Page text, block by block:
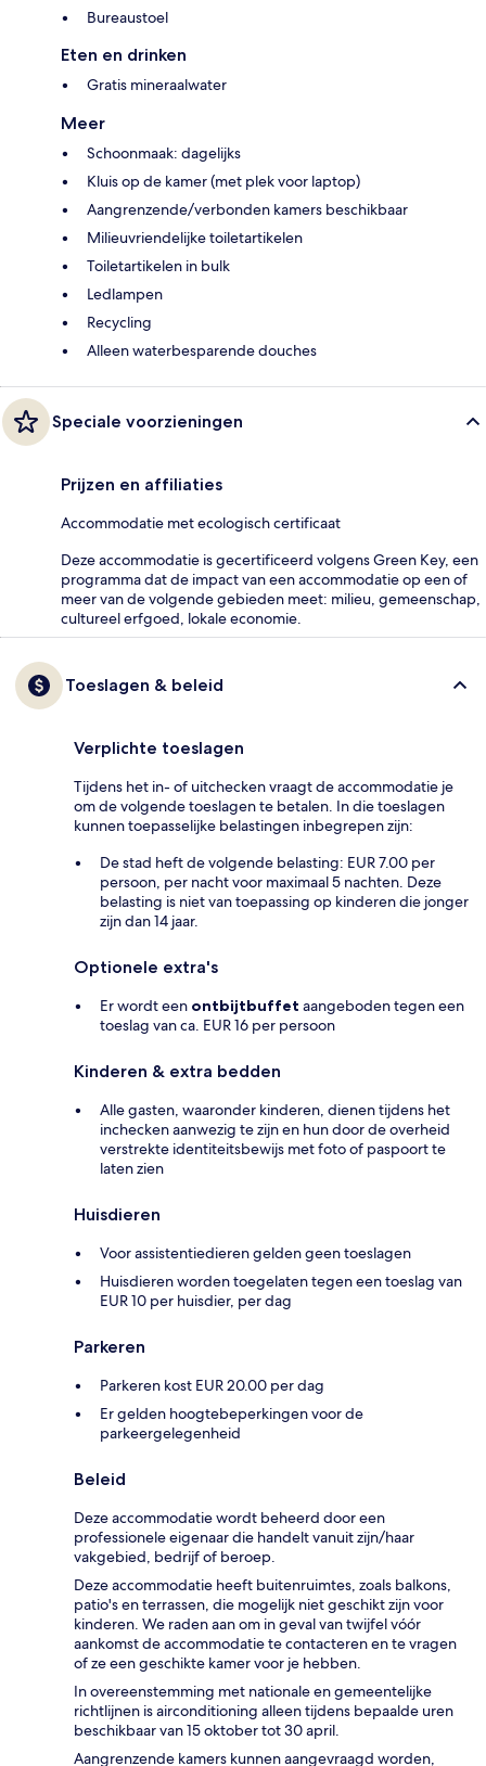
Bureaustoel
Eten en drinken
Gratis mineraalwater
Meer
Schoonmaak: dagelijks
Kluis op de kamer (met plek voor laptop)
Aangrenzende/verbonden kamers beschikbaar
Milieuvriendelijke toiletartikelen
Toiletartikelen in bulk
Ledlampen
Recycling
Alleen waterbesparende douches
Speciale voorzieningen
Prijzen en affiliaties
Accommodatie met ecologisch certificaat
Deze accommodatie is gecertificeerd volgens Green Key, een
programma dat de impact van een accommodatie op een of
meer van de volgende gebieden meet: milieu, gemeenschap,
cultureel erfgoed, lokale economie.
Toeslagen & beleid
Verplichte toeslagen
Tijdens het in- of uitchecken vraagt de accommodatie je
om de volgende toeslagen te betalen. In die toeslagen
kunnen toepasselijke belastingen inbegrepen zijn:
De stad heft de volgende belasting: EUR 7.00 per
persoon, per nacht voor maximaal 5 nachten. Deze
belasting is niet van toepassing op kinderen die jonger
zijn dan 14 jaar.
Optionele extra's
Er wordt een ontbijtbuffet aangeboden tegen een
toeslag van ca. EUR 16 per persoon
Kinderen & extra bedden
Alle gasten, waaronder kinderen, dienen tijdens het
inchecken aanwezig te zijn en hun door de overheid
verstrekte identiteitsbewijs met foto of paspoort te
laten zien
Huisdieren
Voor assistentiedieren gelden geen toeslagen
Huisdieren worden toegelaten tegen een toeslag van
EUR 10 per huisdier, per dag
Parkeren
Parkeren kost EUR 20.00 per dag
Er gelden hoogtebeperkingen voor de
parkeergelegenheid
Beleid
Deze accommodatie wordt beheerd door een
professionele eigenaar die handelt vanuit zijn/haar
vakgebied, bedrijf of beroep.
Deze accommodatie heeft buitenruimtes, zoals balkons,
patio's en terrassen, die mogelijk niet geschikt zijn voor
kinderen. We raden aan om in geval van twijfel vóór
aankomst de accommodatie te contacteren en te vragen
of ze een geschikte kamer voor je hebben.
In overeenstemming met nationale en gemeentelijke
richtlijnen is airconditioning alleen tijdens bepaalde uren
beschikbaar van 15 oktober tot 30 april.
Aangrenzende kamers kunnen aangevraagd worden,